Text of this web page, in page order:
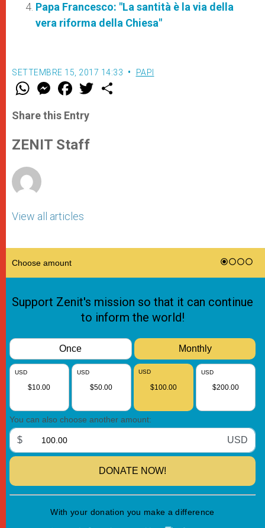
Papa Francesco: "La santità è la via della
vera riforma della Chiesa"
SETTEMBRE 15, 2017 14:33 PAPI
W
t
s
p
p
M
e
s
e
g
e
F
a
e
b
o
k
w
Share this Entry
ZENIT Staff
View all articles